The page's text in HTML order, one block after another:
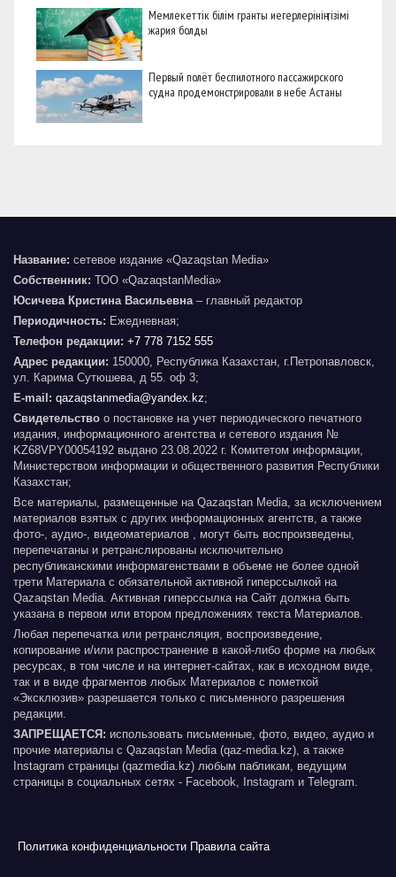
Мемлекеттік білім гранты иегерлерінің тізімі
жария болды
Первый полёт беспилотного пассажирского
судна продемонстрировали в небе Астаны
Название: сетевое издание «Qazaqstan Media»
Собственник: ТОО «QazaqstanMedia»
Юсичева Кристина Васильевна – главный редактор
Периодичность: Ежедневная;
Телефон редакции: +7 778 7152 555
Адрес редакции: 150000, Республика Казахстан, г.Петропавловск,
ул. Карима Сутюшева, д 55. оф 3;
E-mail: qazaqstanmedia@yandex.kz;
Свидетельство о постановке на учет периодического печатного
издания, информационного агентства и сетевого издания №
KZ68VPY00054192 выдано 23.08.2022 г. Комитетом информации,
Министерством информации и общественного развития Республики
Казахстан;
Все материалы, размещенные на Qazaqstan Media, за исключением
материалов взятых с других информационных агентств, а также
фото-, аудио-, видеоматериалов , могут быть воспроизведены,
перепечатаны и ретранслированы исключительно
республиканскими информагенствами в объеме не более одной
трети Материала с обязательной активной гиперссылкой на
Qazaqstan Media. Активная гиперссылка на Сайт должна быть
указана в первом или втором предложениях текста Материалов.
Любая перепечатка или ретрансляция, воспроизведение,
копирование и/или распространение в какой-либо форме на любых
ресурсах, в том числе и на интернет-сайтах, как в исходном виде,
так и в виде фрагментов любых Материалов с пометкой
«Эксклюзив» разрешается только с письменного разрешения
редакции.
ЗАПРЕЩАЕТСЯ: использовать письменные, фото, видео, аудио и
прочие материалы с Qazaqstan Media (qaz-media.kz), а также
Instagram страницы (qazmedia.kz) любым пабликам, ведущим
страницы в социальных сетях - Facebook, Instagram и Telegram.
Политика конфиденциальности Правила сайта